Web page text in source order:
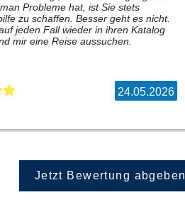
Probleme hat, ist Sie stets
zu schaffen. Besser geht es nicht.
jeden Fall wieder in ihren Katalog
mir eine Reise aussuchen.
24.05.2026
Jetzt Bewertung abgeben